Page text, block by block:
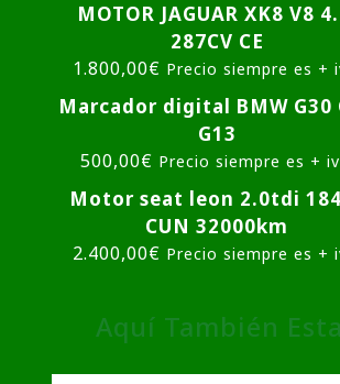
MOTOR JAGUAR XK8 V8
287CV CE
1.800,00€ Precio siempre es +
Marcador digital BMW G30
G13
500,00€ Precio siempre es +
Motor seat leon 2.0tdi
CUN 32000km
2.400,00€ Precio siempre es +
Aquí También